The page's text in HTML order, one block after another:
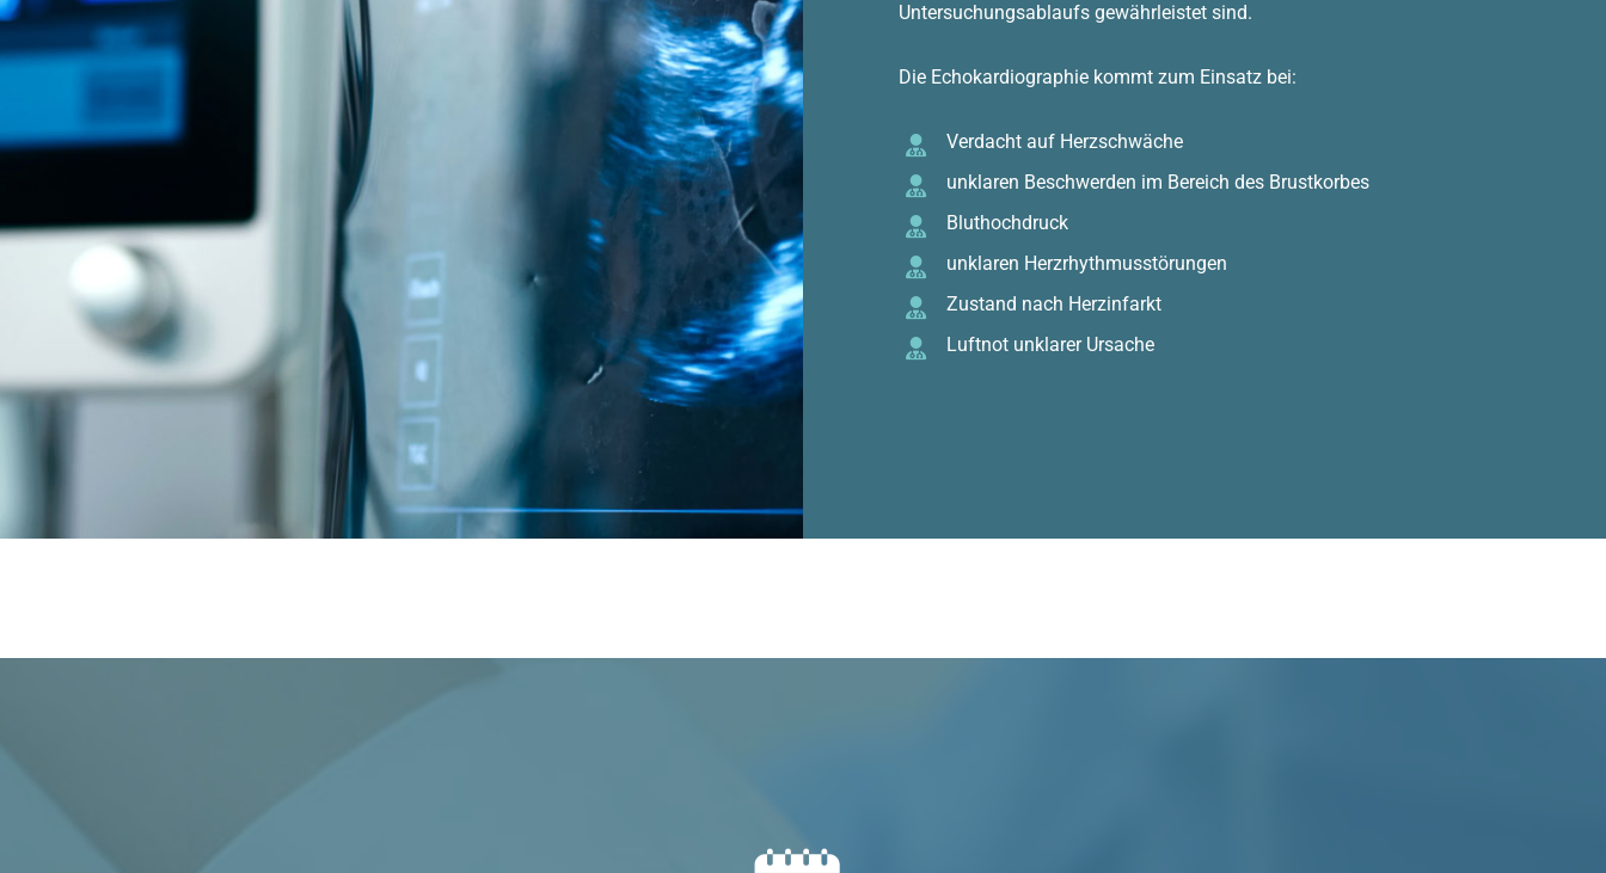
Untersuchungsablaufs gewährleistet sind.
Die Echokardiographie kommt zum Einsatz bei:
Verdacht auf Herzschwäche
unklaren Beschwerden im Bereich des Brustkorbes
Bluthochdruck
unklaren Herzrhythmusstörungen
Zustand nach Herzinfarkt
Luftnot unklarer Ursache